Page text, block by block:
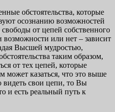
обстоятельства, которые
осознанию возможностей
от цепей собственного
или нет – зависит
Высшей мудростью,
таким образом,
от тех цепей, которые
может казаться, что это выше
свои цепи, то Вы
и есть реальный путь к